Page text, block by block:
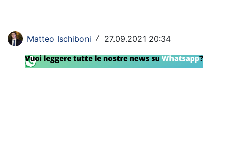
Rassegna Lazio
Social
Matteo Ischiboni / 27.09.2021 20:34